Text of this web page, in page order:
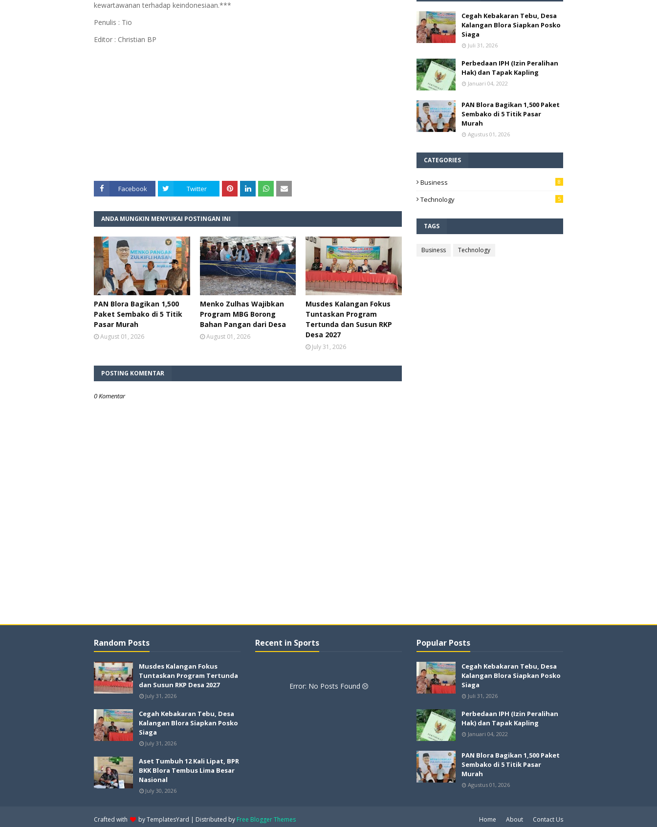
kewartawanan terhadap keindonesiaan.***
Penulis : Tio
Editor : Christian BP
Facebook Twitter
ANDA MUNGKIN MENYUKAI POSTINGAN INI
PAN Blora Bagikan 1,500
Paket Sembako di 5 Titik
Pasar Murah
August 01, 2026
Menko Zulhas Wajibkan
Program MBG Borong
Bahan Pangan dari Desa
August 01, 2026
Musdes Kalangan Fokus
Tuntaskan Program
Tertunda dan Susun RKP
Desa 2027
July 31, 2026
POSTING KOMENTAR
0 Komentar
Cegah Kebakaran Tebu, Desa
Kalangan Blora Siapkan Posko
Siaga
Juli 31, 2026
Perbedaan IPH (Izin Peralihan
Hak) dan Tapak Kapling
Januari 04, 2022
PAN Blora Bagikan 1,500 Paket
Sembako di 5 Titik Pasar
Murah
Agustus 01, 2026
CATEGORIES
Business 8
Technology 5
TAGS
Business Technology
Random Posts
Musdes Kalangan Fokus
Tuntaskan Program Tertunda
dan Susun RKP Desa 2027
July 31, 2026
Cegah Kebakaran Tebu, Desa
Kalangan Blora Siapkan Posko
Siaga
July 31, 2026
Aset Tumbuh 12 Kali Lipat, BPR
BKK Blora Tembus Lima Besar
Nasional
July 30, 2026
Recent in Sports
Error: No Posts Found
Popular Posts
Cegah Kebakaran Tebu, Desa
Kalangan Blora Siapkan Posko
Siaga
Juli 31, 2026
Perbedaan IPH (Izin Peralihan
Hak) dan Tapak Kapling
Januari 04, 2022
PAN Blora Bagikan 1,500 Paket
Sembako di 5 Titik Pasar
Murah
Agustus 01, 2026
Home About Contact Us
Crafted with byTemplatesYard | Distributed by Free Blogger Themes